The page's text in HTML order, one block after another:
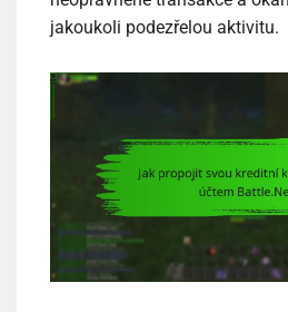
jakoukoli podezřelou aktivitu.